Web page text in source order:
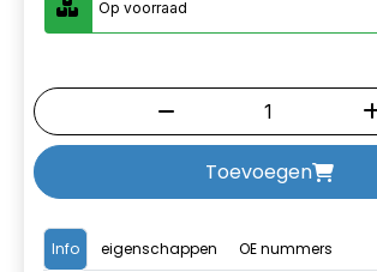
Info eigenschappen OE nummers
Op voorraad
Toevoegen